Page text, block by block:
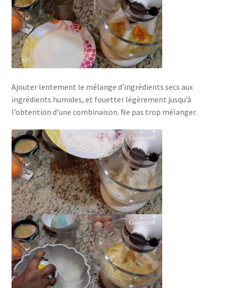
Ajouter lentement le mélange d’ingrédients secs aux
ingrédients humides, et fouetter légèrement jusqu’à
l’obtention d’une combinaison. Ne pas trop mélanger.